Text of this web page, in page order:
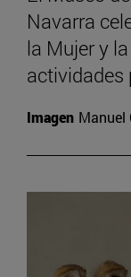
Navarra
la Mujer y
actividades
Imagen Manuel